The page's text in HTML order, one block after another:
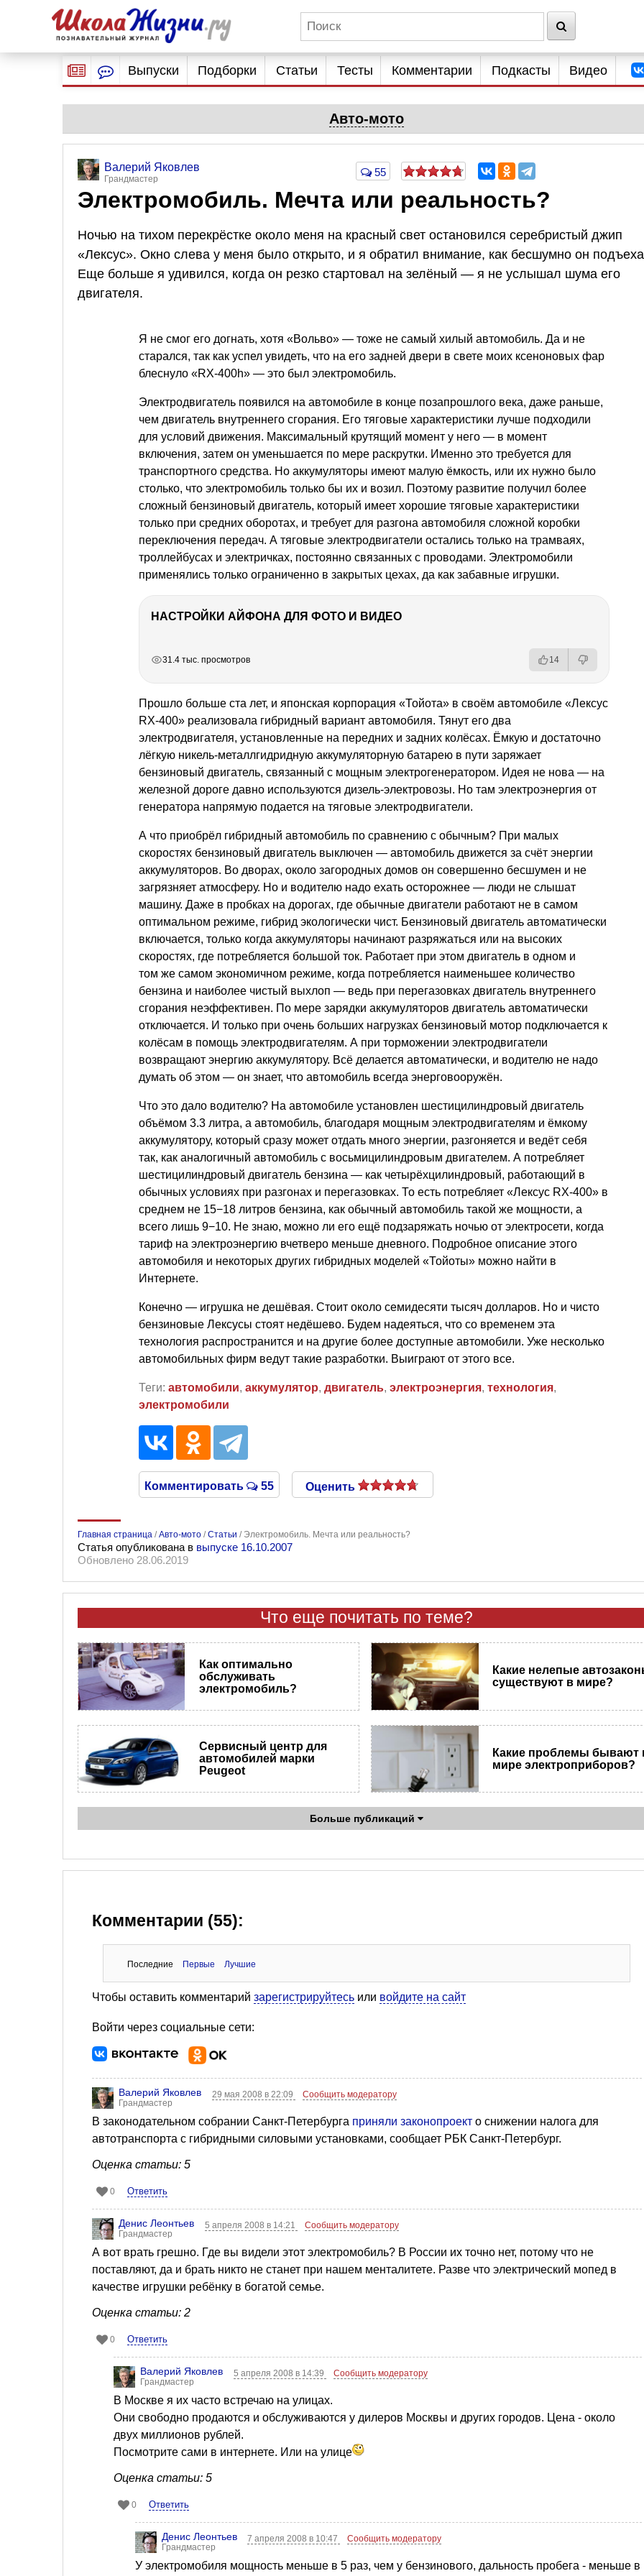
Выпуски Подборки Статьи Тесты Комментарии Подкасты Видео
Авто-мото
Валерий Яковлев
Грандмастер
55
Электромобиль. Мечта или реальность?
Ночью на тихом перекрёстке около меня на красный свет остановился серебристый джип
«Лексус». Окно слева у меня было открыто, и я обратил внимание, как бесшумно он
Еще больше я удивился, когда он резко стартовал на зелёный — я не услышал шума его
двигателя.
Я не смог его догнать, хотя «Вольво» — тоже не самый хилый автомобиль. Да и не
старался, так как успел увидеть, что на его задней двери в свете моих ксеноновых фар
блеснуло «RX-400h» — это был электромобиль.
Электродвигатель появился на автомобиле в конце позапрошлого века, даже раньше,
чем двигатель внутреннего сгорания. Его тяговые характеристики лучше подходили
для условий движения. Максимальный крутящий момент у него — в момент
включения, затем он уменьшается по мере раскрутки. Именно это требуется для
транспортного средства. Но аккумуляторы имеют малую ёмкость, или их нужно было
столько, что электромобиль только бы их и возил. Поэтому развитие получил более
сложный бензиновый двигатель, который имеет хорошие тяговые характеристики
только при средних оборотах, и требует для разгона автомобиля сложной коробки
переключения передач. А тяговые электродвигатели остались только на трамваях,
троллейбусах и электричках, постоянно связанных с проводами. Электромобили
применялись только ограниченно в закрытых цехах, да как забавные игрушки.
НАСТРОЙКИ АЙФОНА ДЛЯ ФОТО И ВИДЕО
31.4 тыс. просмотров 14
Прошло больше ста лет, и японская корпорация «Тойота» в своём автомобиле «Лексус
RX-400» реализовала гибридный вариант автомобиля. Тянут его два
электродвигателя, установленные на передних и задних колёсах. Ёмкую и достаточно
лёгкую никель-металлгидридную аккумуляторную батарею в пути заряжает
бензиновый двигатель, связанный с мощным электрогенератором. Идея не нова — на
железной дороге давно используются дизель-электровозы. Но там электроэнергия от
генератора напрямую подается на тяговые электродвигатели.
А что приобрёл гибридный автомобиль по сравнению с обычным? При малых
скоростях бензиновый двигатель выключен — автомобиль движется за счёт энергии
аккумуляторов. Во дворах, около загородных домов он совершенно бесшумен и не
загрязняет атмосферу. Но и водителю надо ехать осторожнее — люди не слышат
машину. Даже в пробках на дорогах, где обычные двигатели работают не в самом
оптимальном режиме, гибрид экологически чист. Бензиновый двигатель автоматически
включается, только когда аккумуляторы начинают разряжаться или на высоких
скоростях, где потребляется большой ток. Работает при этом двигатель в одном и
том же самом экономичном режиме, когда потребляется наименьшее количество
бензина и наиболее чистый выхлоп — ведь при перегазовках двигатель внутреннего
сгорания неэффективен. По мере зарядки аккумуляторов двигатель автоматически
отключается. И только при очень больших нагрузках бензиновый мотор подключается к
колёсам в помощь электродвигателям. А при торможении электродвигатели
возвращают энергию аккумулятору. Всё делается автоматически, и водителю не надо
думать об этом — он знает, что автомобиль всегда энерговооружён.
Что это дало водителю? На автомобиле установлен шестицилиндровый двигатель
объёмом 3.3 литра, а автомобиль, благодаря мощным электродвигателям и ёмкому
аккумулятору, который сразу может отдать много энергии, разгоняется и ведёт себя
так, как аналогичный автомобиль с восьмицилиндровым двигателем. А потребляет
шестицилиндровый двигатель бензина — как четырёхцилиндровый, работающий в
обычных условиях при разгонах и перегазовках. То есть потребляет «Лексус RX-400» в
среднем не 15−18 литров бензина, как обычный автомобиль такой же мощности, а
всего лишь 9−10. Не знаю, можно ли его ещё подзаряжать ночью от электросети, когда
тариф на электроэнергию вчетверо меньше дневного. Подробное описание этого
автомобиля и некоторых других гибридных моделей «Тойоты» можно найти в
Интернете.
Конечно — игрушка не дешёвая. Стоит около семидесяти тысяч долларов. Но и чисто
бензиновые Лексусы стоят недёшево. Будем надеяться, что со временем эта
технология распространится и на другие более доступные автомобили. Уже несколько
автомобильных фирм ведут такие разработки. Выиграют от этого все.
Теги: автомобили, аккумулятор, двигатель, электроэнергия, технология,
электромобили
Комментировать 55 Оценить
Главная страница /Авто-мото /Статьи / Электромобиль. Мечта или реальность?
Статья опубликована в выпуске 16.10.2007
Обновлено 28.06.2019
Что еще почитать по теме?
Как оптимально
обслуживать
электромобиль?
​Какие нелепые
существуют в мире?
Сервисный центр для
автомобилей марки
Peugeot
Какие проблемы бывают
мире электроприборов?
Больше публикаций
Комментарии (55):
Последние Первые Лучшие
Чтобы оставить комментарий зарегистрируйтесь или войдите на сайт
Войти через социальные сети:
Валерий Яковлев
Грандмастер
29 мая 2008 в 22:09 Сообщить модератору
В законодательном собрании Санкт-Петербурга приняли законопроект о снижении налога для
автотранспорта с гибридными силовыми установками, сообщает РБК Санкт-Петербург.
Оценка статьи: 5
0 Ответить
Денис Леонтьев
Грандмастер
5 апреля 2008 в 14:21 Сообщить модератору
А вот врать грешно. Где вы видели этот электромобиль? В России их точно нет, потому что не
поставляют, да и брать никто не станет при нашем менталитете. Разве что электрический мопед в
качестве игрушки ребёнку в богатой семье.
Оценка статьи: 2
0 Ответить
Валерий Яковлев
Грандмастер
5 апреля 2008 в 14:39 Сообщить модератору
В Москве я их часто встречаю на улицах.
Они свободно продаются и обслуживаются у дилеров Москвы и других городов. Цена - около
двух миллионов рублей.
Посмотрите сами в интернете. Или на улице
Оценка статьи: 5
0 Ответить
Денис Леонтьев
Грандмастер
7 апреля 2008 в 10:47 Сообщить модератору
У электромобиля мощность меньше в 5 раз, чем у бензинового, дальность пробега - меньше в